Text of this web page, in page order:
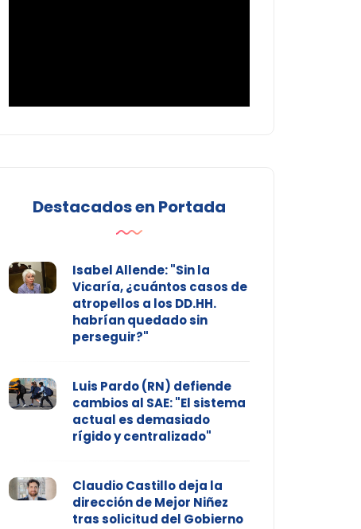
Destacados en Portada
Isabel Allende: "Sin la
Vicaría, ¿cuántos casos de
atropellos a los DD.HH.
habrían quedado sin
perseguir?"
Luis Pardo (RN) defiende
cambios al SAE: "El sistema
actual es demasiado
rígido y centralizado"
Claudio Castillo deja la
dirección de Mejor Niñez
tras solicitud del Gobierno